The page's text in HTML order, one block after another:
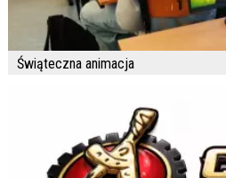
Świąteczna animacja